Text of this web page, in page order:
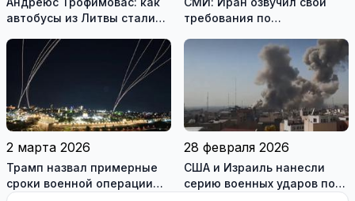
автобусы из Литвы стали
охваченного огнём
Мариуполя (фотогалерея)
требования по
2 марта 2026
Трамп назвал примерные
сроки военной операции
28 февраля 2026
США и Израиль нанесли
серию военных ударов по